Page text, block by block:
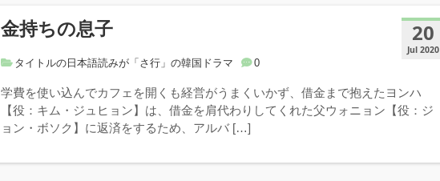
20
Jul 2020
金持ちの息子
タイトルの日本語読みが「さ行」の韓国ドラマ 0
学費を使い込んでカフェを開くも経営がうまくいかず、借金まで抱えたヨンハ
【役：キム・ジュヒョン】は、借金を肩代わりしてくれた父ウォニョン【役：ジ
ョン・ボソク】に返済をするため、アルバ […]